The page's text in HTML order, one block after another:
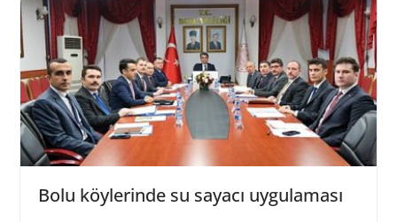
Bolu köylerinde su sayacı uygulaması